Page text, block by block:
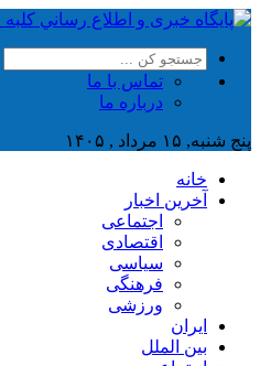
تماس با ما
درباره ما
پنج شنبه, ۱۵ مرداد , ۱۴۰۵
خانه
آخرین اخبار
اجتماعی
اقتصادی
سیاسی
فرهنگی
ورزشی
ایران
بین الملل